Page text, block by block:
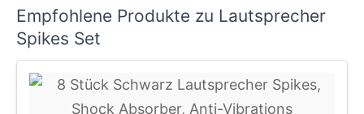
Empfohlene Produkte zu Lautsprecher
Spikes Set